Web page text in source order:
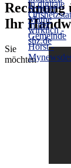
Rechnung
Ihr
Sie
möchten